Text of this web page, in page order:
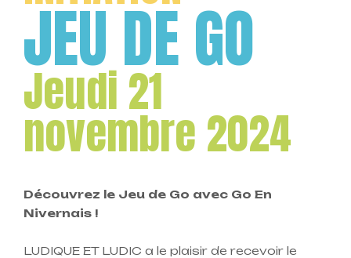
JEU DE GO
Jeudi 21
novembre 2024
Découvrez le Jeu de Go avec Go En
Nivernais !
LUDIQUE ET LUDIC a le plaisir de recevoir le